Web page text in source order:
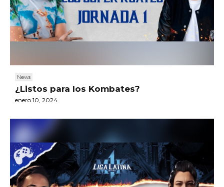
News
¿Listos para los Kombates?
enero 10, 2024